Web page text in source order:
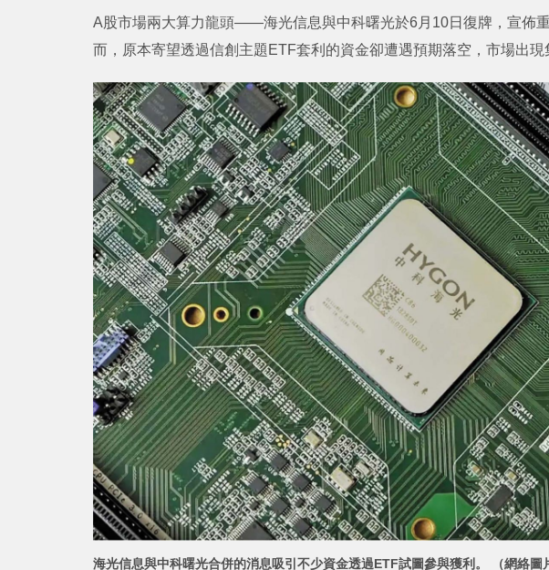
A股市場兩大算力龍頭——海光信息與中科曙光於6月10日復牌，宣佈
而，原本寄望透過信創主題ETF套利的資金卻遭遇預期落空，市場出現
海光信息與中科曙光合併的消息吸引不少資金透過ETF試圖參與獲利。 （網絡圖